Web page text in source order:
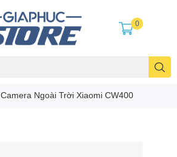
0
Camera Ngoài Trời Xiaomi CW400